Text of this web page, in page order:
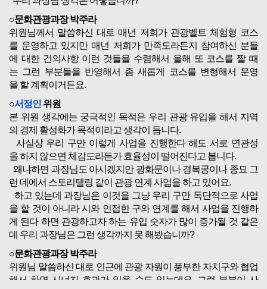
○문화관광과장 박주라
위원님께서 말씀하신 대로 매년 저희가 관광벨트 체험형 코스
를 운영하고 있지만 매년 저희가 만족도라든지 참여하신 분들
에 대한 건의사항 이런 것들을 수렴해서 올해 또 코스를 짤 때
는 그런 부분들을 반영해서 좀 새롭게 코스를 변형해서 운영
을 할 계획이거든요.
○서정인 위원
본 위원 생각에는 궁극적인 목적은 우리 관광 유입을 해서 지역
의 경제 활성화가 목적이라고 생각이 듭니다.
사실상 우리 구만 이렇게 사업을 진행한다 해도 서로 연관성
을 하지 않으면 체감도라든가 효율성이 떨어진다고 봅니다.
왜냐하면 과장님도 아시겠지만 광화문이나 경복궁이나 종묘 그
런 데에서 스토리텔링 같이 관광 연계 사업을 하고 있어요.
하고 있는데 과장님은 이것을 그냥 우리 구만 독단적으로 사업
을 할 것이 아니라 시와 인접한 구와 연계를 해서 사업을 진행하
게 된다 하면 관광하고자 하는 유입 숫자가 많이 증가될 것 같은
데 우리 과장님은 그런 생각까지 못 해봤습니까?
○문화관광과장 박주라
위원님 말씀하신 대로 인근에 관광 자원이 풍부한 자치구와 협업
해서 하면 시너지 효과가 있을 수도 있는데요, 그런 부분이 사